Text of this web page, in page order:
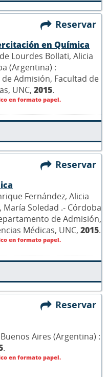
Reservar
en Química
Lourdes Bollati, Alicia
(Argentina) :
Admisión, Facultad de
UNC, 2015.
en formato papel.
Reservar
Fernández, Alicia
María Soledad .- Córdoba
de Admisión,
Médicas, UNC, 2015.
en formato papel.
Reservar
Aires (Argentina) :
.
en formato papel.